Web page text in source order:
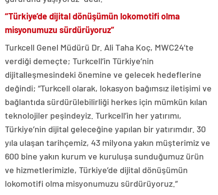
“Türkiye’de dijital dönüşümün lokomotifi olma
misyonumuzu sürdürüyoruz”
Turkcell Genel Müdürü Dr. Ali Taha Koç, MWC24’te
verdiği demeçte; Turkcell’in Türkiye’nin
dijitalleşmesindeki önemine ve gelecek hedeflerine
değindi; “Turkcell olarak, lokasyon bağımsız iletişimi ve
bağlantıda sürdürülebilirliği herkes için mümkün kılan
teknolojiler peşindeyiz. Turkcell’in her yatırımı,
Türkiye’nin dijital geleceğine yapılan bir yatırımdır. 30
yıla ulaşan tarihçemiz, 43 milyona yakın müşterimiz ve
600 bine yakın kurum ve kuruluşa sunduğumuz ürün
ve hizmetlerimizle, Türkiye’de dijital dönüşümün
lokomotifi olma misyonumuzu sürdürüyoruz.”